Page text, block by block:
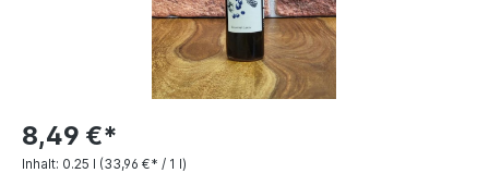
8,49 €*
Inhalt: 0.25 l (33,96 €* / 1 l)